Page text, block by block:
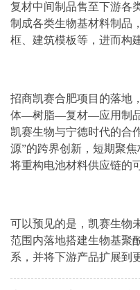
复材中间制品售至下游各
制成各类生物基材料制品
框、建筑模板等，进而构
招商凯赛合肥项目的落地
体—树脂—复材—应用制品
凯赛生物与宁德时代的合
源”的跨界创新，短期聚
将重构电池材料供应链的
可以预见的是，凯赛生物
范围内落地搭建生物基聚
系，并将下游产品扩展到